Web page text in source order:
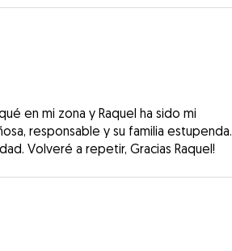
en mi zona y Raquel ha sido mi
responsable y su familia estupenda.
Volveré a repetir, Gracias Raquel!